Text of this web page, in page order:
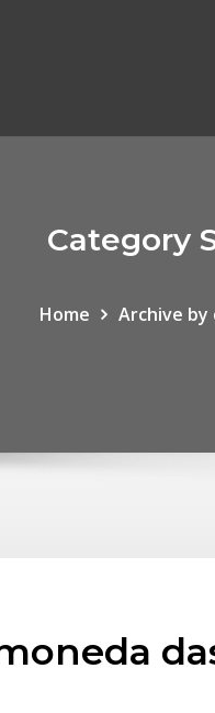
Category
Home Archive by